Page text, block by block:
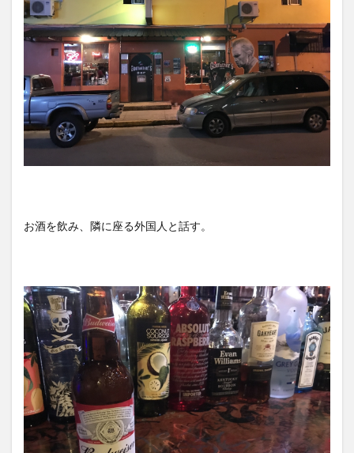
お酒を飲み、隣に座る外国人と話す。